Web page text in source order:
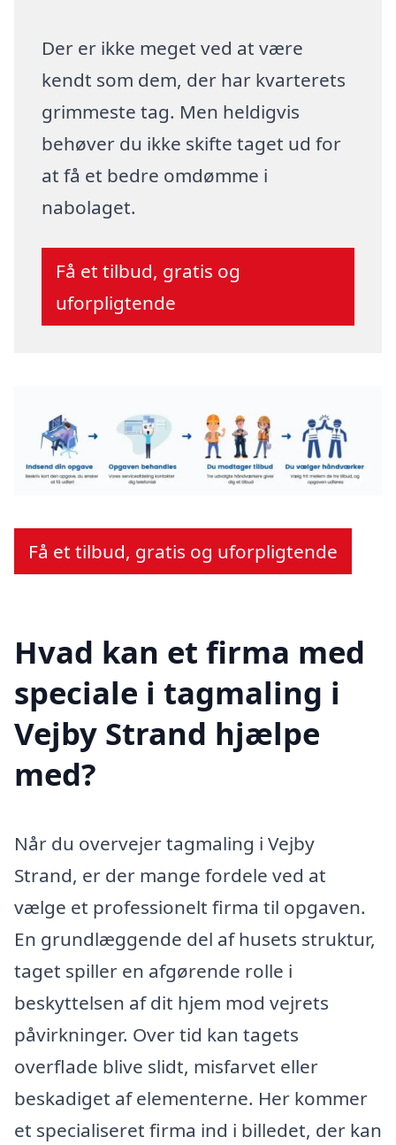
Der er ikke meget ved at være
kendt som dem, der har kvarterets
grimmeste tag. Men heldigvis
behøver du ikke skifte taget ud for
at få et bedre omdømme i
nabolaget.
Få et tilbud, gratis og
uforpligtende
Få et tilbud, gratis og uforpligtende
Hvad kan et firma med
speciale i tagmaling i
Vejby Strand hjælpe
med?
Når du overvejer tagmaling i Vejby
Strand, er der mange fordele ved at
vælge et professionelt firma til opgaven.
En grundlæggende del af husets struktur,
taget spiller en afgørende rolle i
beskyttelsen af dit hjem mod vejrets
påvirkninger. Over tid kan tagets
overflade blive slidt, misfarvet eller
beskadiget af elementerne. Her kommer
et specialiseret firma ind i billedet, der kan